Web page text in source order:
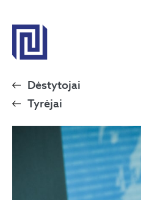
Dėstytojai
Tyrėjai